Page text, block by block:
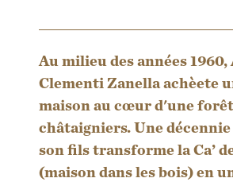
Au milieu des années
Clementi Zanella achèete
maison au cœur d'une
châtaigniers. Une
son fils transforme laCa’
(maison dans les bois) en